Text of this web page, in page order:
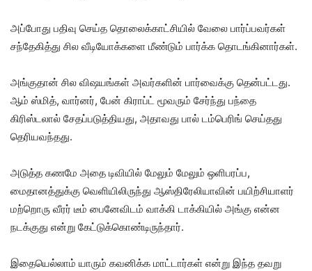
அப்போது பதிவு செய்த தொலைக்காட்சியில் வேலை பார்ப்பவர்கள்
சந்தேகித்து சில வீடியோக்களை மீண்டும் பார்க்க தொடங்கினார்கள்.
அங்குதான் சில விஷயங்கள் அவர்களின் பார்வைக்கு தென்பட்டது.
ஆம் ஸ்மித், வார்னர், பேன் கிராப்ட் மூவரும் சேர்ந்து பந்தை
கிரிஸ்டலால் சேதப்படுத்தியது, அதாவது பால் டம்பெரிங் செய்தது
தெரியவந்தது.
அடுத்த கணமே அதை டிவியில் மேலும் மேலும் ஒளிபரப்ப,
மைதானத்துக்கு வெளியிலிருந்து ஆஸ்திரேலியாவின் பயிற்சியாளர்
மற்றொரு வீரர் டீம் பைனேவிடம் வாக்கி டாக்கியில் அங்கு என்ன
நடக்குது என்று கேட்டுக்கொண்டிருந்தார்.
இதையெல்லாம் யாரும் கவனிக்க மாட்டார்கள் என்று இந்த தவறு